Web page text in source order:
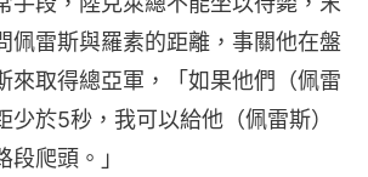
佩雷斯與羅素的距離，事關他在盤
來取得總亞軍，「如果他們（佩雷
少於5秒，我可以給他（佩雷斯）
爬頭。」